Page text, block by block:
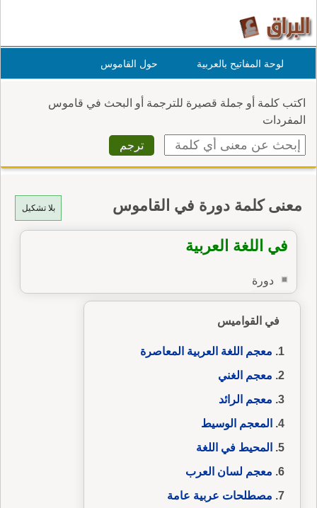
لوحة المفاتيح بالعربية حول القاموس
اكتب كلمة أو جملة قصيرة للترجمة أو البحث في قاموس
المفردات
بلا تشكيل معنى كلمة دورة في القاموس
في اللغة العربية
دورة
في القواميس
معجم اللغة العربية المعاصرة
معجم الغني
معجم الرائد
المعجم الوسيط
المحيط في اللغة
معجم لسان العرب
مصطلحات عربية عامة